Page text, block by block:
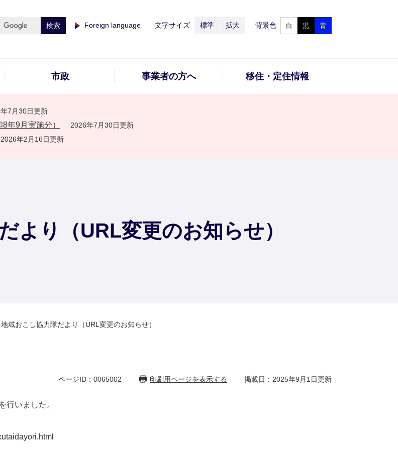
Foreign language 文字サイズ 標準 拡大 背景色 白 黒 青
市政 事業者の方へ 移住・定住情報
7月30日更新
年9月実施分） 2026年7月30日更新
2026年2月16日更新
より（URL変更のお知らせ）
地域おこし協力隊だより（URL変更のお知らせ）
ページID：0065002 印刷用ページを表示する 掲載日：2025年9月1日更新
行いました。